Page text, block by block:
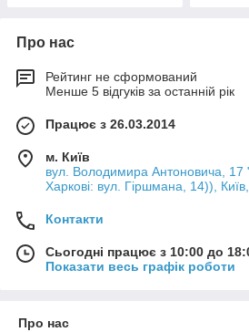
Про нас
Рейтинг не сформований
Менше 5 відгуків за останній рік
Працює з 26.03.2014
м. Київ
вул. Володимира Антоновича, 17
Харкові: вул. Гіршмана, 14)),
Контакти
Сьогодні працює з 10:00 до
Показати весь графік роботи
Про нас